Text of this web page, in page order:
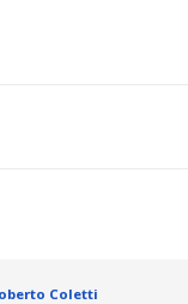
Coletti